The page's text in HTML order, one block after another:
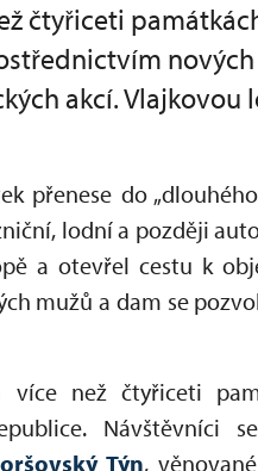
čtyřiceti
akcí. Vlajkovou
přenese do
lodní a později
a otevřel cestu k
mužů a dam se
než čtyřiceti
Návštěvníci
Týn,